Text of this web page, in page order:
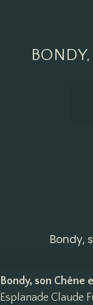
Bondy,
Bondy, son Chêne
Esplanade Claude